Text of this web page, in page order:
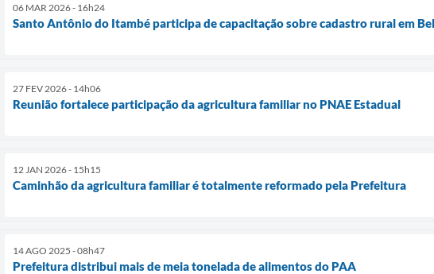
06 MAR 2026 - 16h24
Santo Antônio do Itambé participa de capacitação sobre cadastro rural em
27 FEV 2026 - 14h06
Reunião fortalece participação da agricultura familiar no PNAE Estadual
12 JAN 2026 - 15h15
Caminhão da agricultura familiar é totalmente reformado pela Prefeitura
14 AGO 2025 - 08h47
Prefeitura distribui mais de meia tonelada de alimentos do PAA